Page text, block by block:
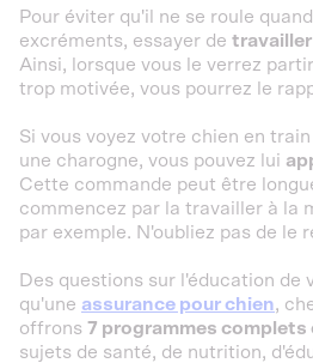
Pour éviter qu'il ne se roule
excréments, essayer de travailler
Ainsi, lorsque vous le verrez
trop motivée, vous pourrez le
Si vous voyez votre chien en
une charogne, vous pouvez lui
Cette commande peut être
commencez par la travailler à la
par exemple. N'oubliez pas de le
Des questions sur l'éducation de
qu'une assurance pour chien,
offrons 7 programmes
sujets de santé, de nutrition,